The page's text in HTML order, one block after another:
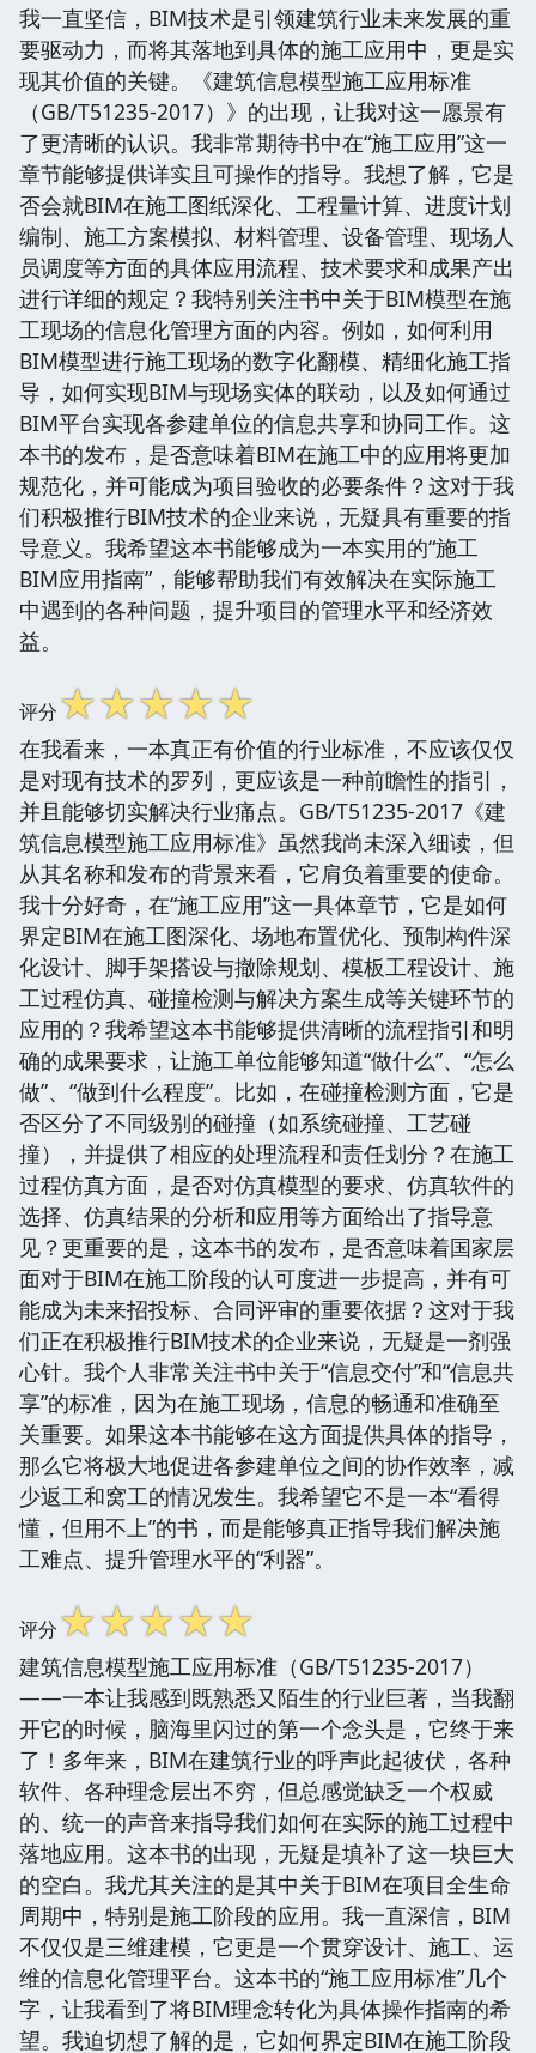
我一直坚信，BIM技术是引领建筑行业未来发展的重
要驱动力，而将其落地到具体的施工应用中，更是实
现其价值的关键。《建筑信息模型施工应用标准
（GB/T51235-2017）》的出现，让我对这一愿景有
了更清晰的认识。我非常期待书中在“施工应用”这一
章节能够提供详实且可操作的指导。我想了解，它是
否会就BIM在施工图纸深化、工程量计算、进度计划
编制、施工方案模拟、材料管理、设备管理、现场人
员调度等方面的具体应用流程、技术要求和成果产出
进行详细的规定？我特别关注书中关于BIM模型在施
工现场的信息化管理方面的内容。例如，如何利用
BIM模型进行施工现场的数字化翻模、精细化施工指
导，如何实现BIM与现场实体的联动，以及如何通过
BIM平台实现各参建单位的信息共享和协同工作。这
本书的发布，是否意味着BIM在施工中的应用将更加
规范化，并可能成为项目验收的必要条件？这对于我
们积极推行BIM技术的企业来说，无疑具有重要的指
导意义。我希望这本书能够成为一本实用的“施工
BIM应用指南”，能够帮助我们有效解决在实际施工
中遇到的各种问题，提升项目的管理水平和经济效
益。
评分☆☆☆☆☆
在我看来，一本真正有价值的行业标准，不应该仅仅
是对现有技术的罗列，更应该是一种前瞻性的指引，
并且能够切实解决行业痛点。GB/T51235-2017《建
筑信息模型施工应用标准》虽然我尚未深入细读，但
从其名称和发布的背景来看，它肩负着重要的使命。
我十分好奇，在“施工应用”这一具体章节，它是如何
界定BIM在施工图深化、场地布置优化、预制构件深
化设计、脚手架搭设与撤除规划、模板工程设计、施
工过程仿真、碰撞检测与解决方案生成等关键环节的
应用的？我希望这本书能够提供清晰的流程指引和明
确的成果要求，让施工单位能够知道“做什么”、“怎么
做”、“做到什么程度”。比如，在碰撞检测方面，它是
否区分了不同级别的碰撞（如系统碰撞、工艺碰
撞），并提供了相应的处理流程和责任划分？在施工
过程仿真方面，是否对仿真模型的要求、仿真软件的
选择、仿真结果的分析和应用等方面给出了指导意
见？更重要的是，这本书的发布，是否意味着国家层
面对于BIM在施工阶段的认可度进一步提高，并有可
能成为未来招投标、合同评审的重要依据？这对于我
们正在积极推行BIM技术的企业来说，无疑是一剂强
心针。我个人非常关注书中关于“信息交付”和“信息共
享”的标准，因为在施工现场，信息的畅通和准确至
关重要。如果这本书能够在这方面提供具体的指导，
那么它将极大地促进各参建单位之间的协作效率，减
少返工和窝工的情况发生。我希望它不是一本“看得
懂，但用不上”的书，而是能够真正指导我们解决施
工难点、提升管理水平的“利器”。
评分☆☆☆☆☆
建筑信息模型施工应用标准（GB/T51235-2017）
——一本让我感到既熟悉又陌生的行业巨著，当我翻
开它的时候，脑海里闪过的第一个念头是，它终于来
了！多年来，BIM在建筑行业的呼声此起彼伏，各种
软件、各种理念层出不穷，但总感觉缺乏一个权威
的、统一的声音来指导我们如何在实际的施工过程中
落地应用。这本书的出现，无疑是填补了这一块巨大
的空白。我尤其关注的是其中关于BIM在项目全生命
周期中，特别是施工阶段的应用。我一直深信，BIM
不仅仅是三维建模，它更是一个贯穿设计、施工、运
维的信息化管理平台。这本书的“施工应用标准”几个
字，让我看到了将BIM理念转化为具体操作指南的希
望。我迫切想了解的是，它如何界定BIM在施工阶段